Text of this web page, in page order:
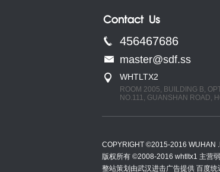
456467686
master@sdf.ss
WHTLTX2
ROOM 2005, BUILDING B,
NO.111, GUANSHAN ROAD,
COPYRIGHT ©2015-2016 WUHAN
版权所有 ©2008-2016 whtltx1 主营
整站策划由武汉进击广告提供 百度统